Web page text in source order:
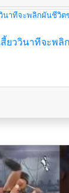
สี้ยววินาทีจะพ